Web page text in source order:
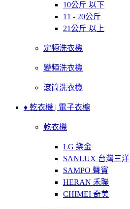
10公斤 以下
11 - 20公斤
21公斤 以上
定頻洗衣機
變頻洗衣機
滾筒洗衣機
♦ 乾衣機 | 電子衣櫥
乾衣機
LG 樂金
SANLUX 台灣三洋
SAMPO 聲寶
HERAN 禾聯
CHIMEI 奇美